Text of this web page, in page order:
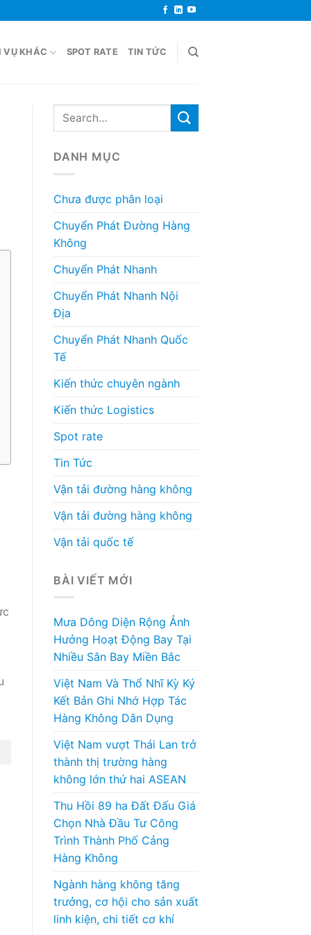
VỤ KHÁC SPOT RATE TIN TỨC
DANH MỤC
Chưa được phân loại
Chuyển Phát Đường Hàng
Không
Chuyển Phát Nhanh
Chuyển Phát Nhanh Nội
Địa
Chuyển Phát Nhanh Quốc
Tế
Kiến thức chuyên ngành
Kiến thức Logistics
Spot rate
Tin Tức
Vận tải đường hàng không
Vận tải đường hàng không
Vận tải quốc tế
BÀI VIẾT MỚI
Mưa Dông Diện Rộng Ảnh
Hưởng Hoạt Động Bay Tại
Nhiều Sân Bay Miền Bắc
Việt Nam Và Thổ Nhĩ Kỳ Ký
Kết Bản Ghi Nhớ Hợp Tác
Hàng Không Dân Dụng
Việt Nam vượt Thái Lan trở
thành thị trường hàng
không lớn thứ hai ASEAN
Thu Hồi 89 ha Đất Đấu Giá
Chọn Nhà Đầu Tư Công
Trình Thành Phố Cảng
Hàng Không
Ngành hàng không tăng
trưởng, cơ hội cho sản xuất
linh kiện, chi tiết cơ khí